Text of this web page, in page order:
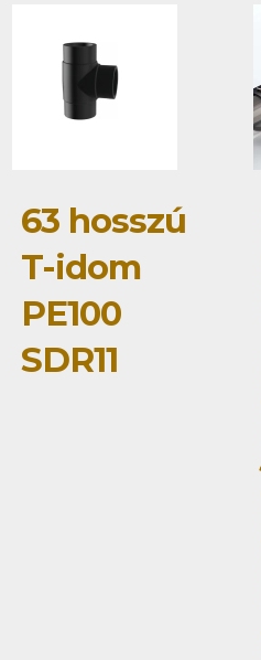
63 hosszú
T-idom
PE100
SDR11